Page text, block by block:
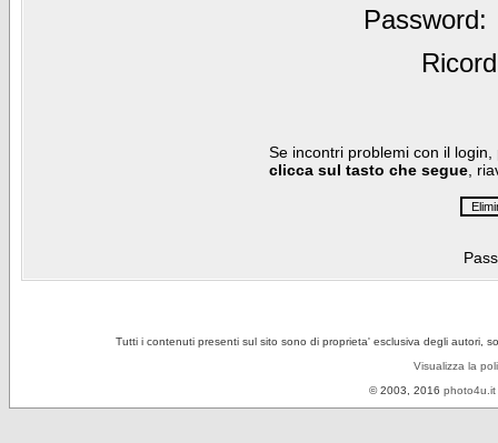
Password:
Se incontri problemi con il
clicca sul tasto che segue ,
Tutti i contenuti presenti sul sito sono di proprieta' esclusiva degli autori,
Visualizza la
© 2003, 2016 photo4u.it